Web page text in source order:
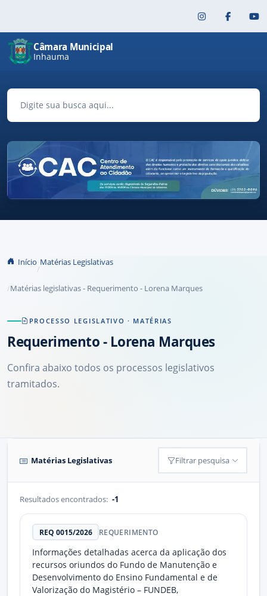
Câmara Municipal
Inhauma
Início Matérias Legislativas
Matérias legislativas - Requerimento - Lorena Marques
PROCESSO LEGISLATIVO · MATÉRIAS
Requerimento- Lorena Marques
Confira abaixo todos os processos legislativos
tramitados.
Matérias Legislativas Filtrar pesquisa
Resultados encontrados: -1
REQ 0015/2026 REQUERIMENTO
Informações detalhadas acerca da aplicação dos
recursos oriundos do Fundo de Manutenção e
Desenvolvimento do Ensino Fundamental e de
Valorização do Magistério – FUNDEB,